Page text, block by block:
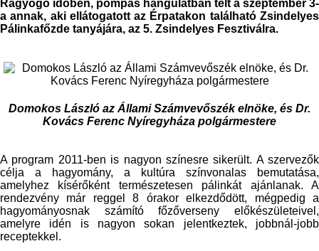
Ragyogó időben, pompás hangulatban telt a szeptember 3-
a annak, aki ellátogatott az Érpatakon található Zsindelyes
Pálinkafőzde tanyájára, az 5. Zsindelyes Fesztiválra.
Domokos László az Állami Számvevőszék elnöke, és Dr.
Kovács Ferenc Nyíregyháza polgármestere
A program 2011-ben is nagyon színesre sikerült. A szervezők
célja a hagyomány, a kultúra színvonalas bemutatása,
amelyhez kísérőként természetesen pálinkát ajánlanak. A
rendezvény már reggel 8 órakor elkezdődött, mégpedig a
hagyományosnak számító főzőverseny előkészületeivel,
amelyre idén is nagyon sokan jelentkeztek, jobbnál-jobb
receptekkel.